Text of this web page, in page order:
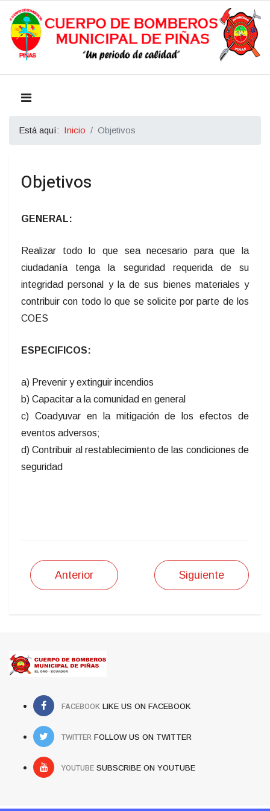
Está aquí: Inicio Objetivos
Objetivos
GENERAL:
Realizar todo lo que sea necesario para que la
ciudadanía tenga la seguridad requerida de su
integridad personal y la de sus bienes materiales y
contribuir con todo lo que se solicite por parte de los
COES
ESPECIFICOS:
a) Prevenir y extinguir incendios
b) Capacitar a la comunidad en general
c) Coadyuvar en la mitigación de los efectos de
eventos adversos;
d) Contribuir al restablecimiento de las condiciones de
seguridad
Anterior Siguiente
FACEBOOK LIKE US ON FACEBOOK
TWITTER FOLLOW US ON TWITTER
YOUTUBE SUBSCRIBE ON YOUTUBE